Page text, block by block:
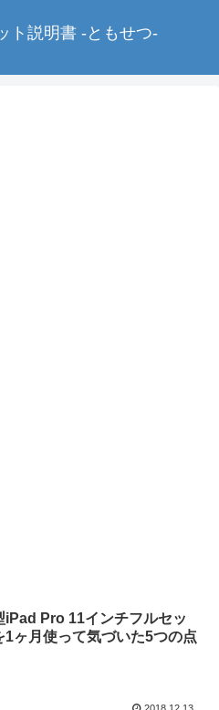
ト説明書 -ともせつ-
iPad Pro 11インチフルセッ
1ヶ月使って気づいた5つの点